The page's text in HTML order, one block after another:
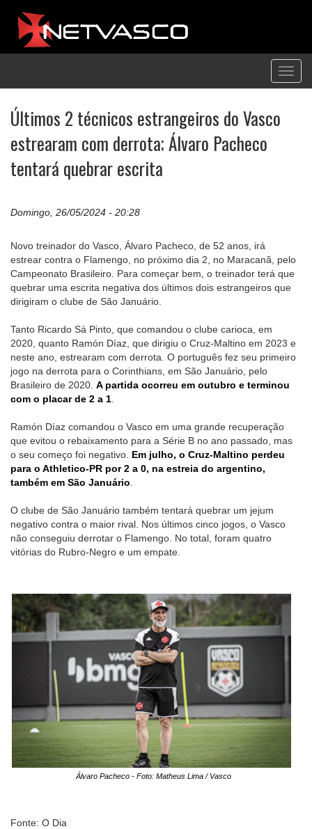
Últimos 2 técnicos estrangeiros do Vasco
estrearam com derrota; Álvaro Pacheco
tentará quebrar escrita
Domingo, 26/05/2024 - 20:28
Novo treinador do Vasco, Álvaro Pacheco, de 52 anos, irá
estrear contra o Flamengo, no próximo dia 2, no Maracanã, pelo
Campeonato Brasileiro. Para começar bem, o treinador terá que
quebrar uma escrita negativa dos últimos dois estrangeiros que
dirigiram o clube de São Januário.
Tanto Ricardo Sá Pinto, que comandou o clube carioca, em
2020, quanto Ramón Díaz, que dirigiu o Cruz-Maltino em 2023 e
neste ano, estrearam com derrota. O português fez seu primeiro
jogo na derrota para o Corinthians, em São Januário, pelo
Brasileiro de 2020. A partida ocorreu em outubro e terminou
com o placar de 2 a 1.
Ramón Díaz comandou o Vasco em uma grande recuperação
que evitou o rebaixamento para a Série B no ano passado, mas
o seu começo foi negativo. Em julho, o Cruz-Maltino perdeu
para o Athletico-PR por 2 a 0, na estreia do argentino,
também em São Januário.
O clube de São Januário também tentará quebrar um jejum
negativo contra o maior rival. Nos últimos cinco jogos, o Vasco
não conseguiu derrotar o Flamengo. No total, foram quatro
vitórias do Rubro-Negro e um empate.
Álvaro Pacheco - Foto: Matheus Lima / Vasco
Fonte: O Dia